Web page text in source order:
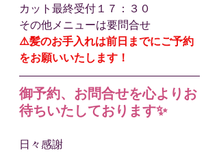
カット最終受付１７：３０
その他メニューは要問合せ
⚠️髪のお手入れは前日までにご予約
をお願いいたします！
御予約、お問合せを心よりお
待ちいたしております✨
日々感謝